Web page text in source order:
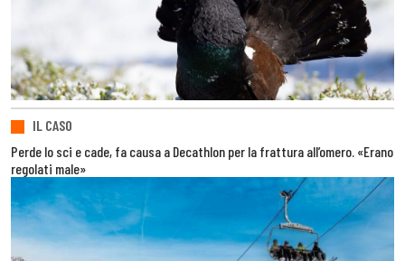
IL CASO
Perde lo sci e cade, fa causa a Decathlon per la frattura all’omero. «Erano
regolati male»